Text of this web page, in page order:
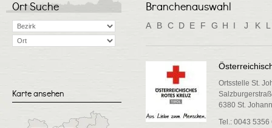
Ort Suche
Karte ansehen
Branchenauswahl
A B C D E F G H I J K L
Ortsstelle St.
6380 St.
Tel.: 0043 5356